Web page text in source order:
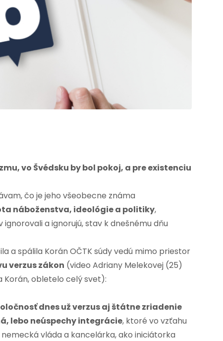
vo Švédsku by bol pokoj, a pre existenciu
čo je jeho všeobecne známa
náboženstva, ideológie a politiky,
a ignorujú, stav k dnešnému dňu
a spálila Korán OČTK súdy vedú mimo priestor
verzus zákon (video Adriany Melekovej (25)
Korán, obletelo celý svet):
dnes už verzus aj štátne zriadenie
lebo neúspechy integrácie, ktoré vo vzťahu
vláda a kancelárka, ako iniciátorka